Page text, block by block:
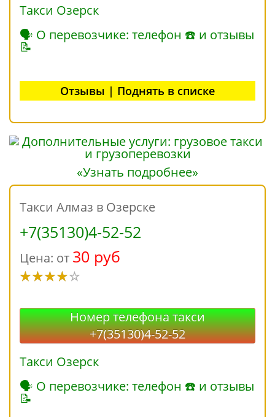
Такси Озерск
🗣 О перевозчике: телефон ☎ и отзывы
📝
Отзывы | Поднять в списке
«Узнать подробнее»
Такси Алмаз в Озерске
+7(35130)4-52-52
Цена: от 30 руб
Номер телефона такси
+7(35130)4-52-52
Такси Озерск
🗣 О перевозчике: телефон ☎ и отзывы
📝